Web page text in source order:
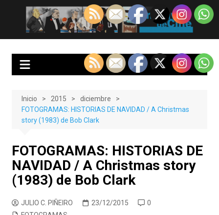
contenido
EnClave de Cine
Crítica cinematográfica y audiovisual. Punto de encuentro para los
Inicio 2015
diciembre
FOTOGRAMAS: HISTORIAS DE NAVIDAD / A Christmas
story (1983) de Bob Clark
FOTOGRAMAS: HISTORIAS DE
NAVIDAD / A Christmas story
(1983) de Bob Clark
JULIO C. PIÑEIRO 23/12/2015
0